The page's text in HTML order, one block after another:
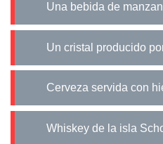
Una bebida de
Un cristal producido
Cerveza servida con
Whiskey de la isla